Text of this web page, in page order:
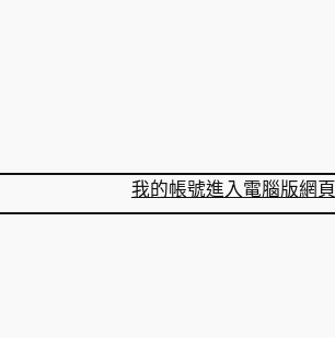
我的帳號進入電腦版網頁